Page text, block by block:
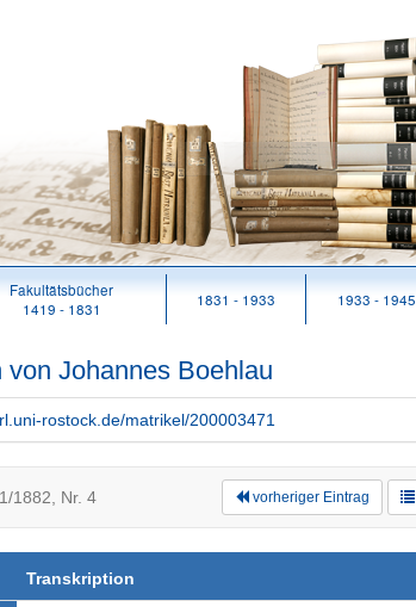
Fakultätsbücher
1419 - 1831
1831 - 1933 1933 - 1945
von Johannes Boehlau
rostock.de/matrikel/200003471
1882, Nr. 4 vorheriger Eintrag
Transkription